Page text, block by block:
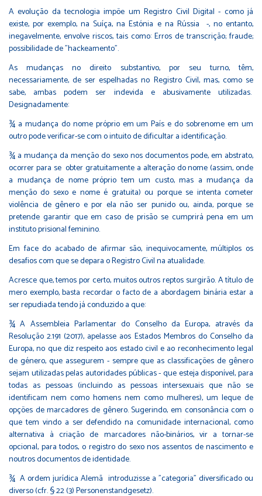
A evolução da tecnologia impõe um Registro Civil Digital - como já
existe, por exemplo, na Suíça, na Estónia e na Rússia -, no entanto,
inegavelmente, envolve riscos, tais como: Erros de transcrição; fraude;
possibilidade de "hackeamento".
As mudanças no direito substantivo, por seu turno, têm,
necessariamente, de ser espelhadas no Registro Civil, mas, como se
sabe, ambas podem ser indevida e abusivamente utilizadas.
Designadamente:
¾ a mudança do nome próprio em um País e do sobrenome em um
outro pode verificar-se com o intuito de dificultar a identificação.
¾ a mudança da menção do sexo nos documentos pode, em abstrato,
ocorrer para se obter gratuitamente a alteração do nome (assim, onde
a mudança de nome próprio tem um custo, mas a mudança da
menção do sexo e nome é gratuita) ou porque se intenta cometer
violência de gênero e por ela não ser punido ou, ainda, porque se
pretende garantir que em caso de prisão se cumprirá pena em um
instituto prisional feminino.
Em face do acabado de afirmar são, inequivocamente, múltiplos os
desafios com que se depara o Registro Civil na atualidade.
Acresce que, temos por certo, muitos outros reptos surgirão. A título de
mero exemplo, basta recordar o facto de a abordagem binária estar a
ser repudiada tendo já conduzido a que:
¾ A Assembleia Parlamentar do Conselho da Europa, através da
Resolução 2.191 (2017), apelasse aos Estados Membros do Conselho da
Europa, no que diz respeito aos estado civil e ao reconhecimento legal
de género, que assegurem - sempre que as classificações de gênero
sejam utilizadas pelas autoridades públicas - que esteja disponível, para
todas as pessoas (incluindo as pessoas intersexuais que não se
identificam nem como homens nem como mulheres), um leque de
opções de marcadores de gênero. Sugerindo, em consonância com o
que tem vindo a ser defendido na comunidade internacional, como
alternativa à criação de marcadores não-binários, vir a tornar-se
opcional, para todos, o registro do sexo nos assentos de nascimento e
noutros documentos de identidade.
¾ A ordem jurídica Alemã introduzisse a "categoria" diversificado ou
diverso (cfr. § 22 (3) Personenstandgesetz).